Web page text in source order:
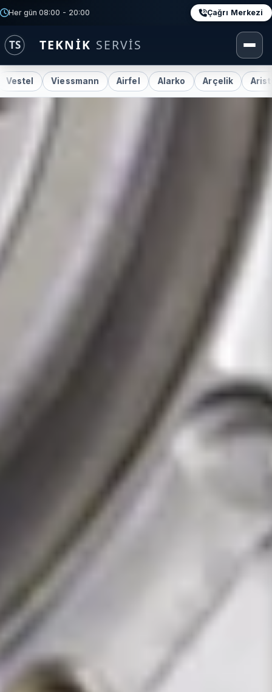
Her gün 08:00 - 20:00 Çağrı Merkezi
Viessmann Airfel Alarko Arçelik Ariston Baxi